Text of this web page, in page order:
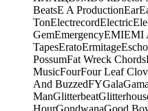
BeatsE A ProductionEar
TonElectrecordElectric
GemEmergencyEMIEMI
TapesEratoErmitageEscho
PossumFat Wreck Chords
MusicFourFour Leaf
And BuzzedFYGalaGama
ManGlitterbeat